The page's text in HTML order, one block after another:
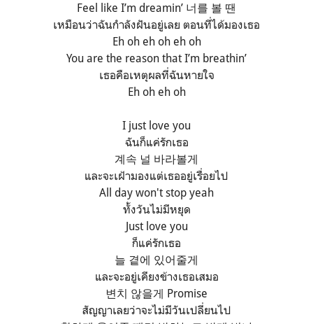
Feel like I’m dreamin’ 너를 볼 땐
เหมือนว่าฉันกำลังฝันอยู่เลย ตอนที่ได้มองเธอ
Eh oh eh oh eh oh
You are the reason that I’m breathin’
เธอคือเหตุผลที่ฉันหายใจ
Eh oh eh oh
I just love you
ฉันก็แค่รักเธอ
계속 널 바라볼게
และจะเฝ้ามองแต่เธออยู่เรื่อยไป
All day won't stop yeah
ทั้งวันไม่มีหยุด
Just love you
ก็แค่รักเธอ
늘 곁에 있어줄게
และจะอยู่เคียงข้างเธอเสมอ
변치 않을게 Promise
สัญญาเลยว่าจะไม่มีวันเปลี่ยนไป